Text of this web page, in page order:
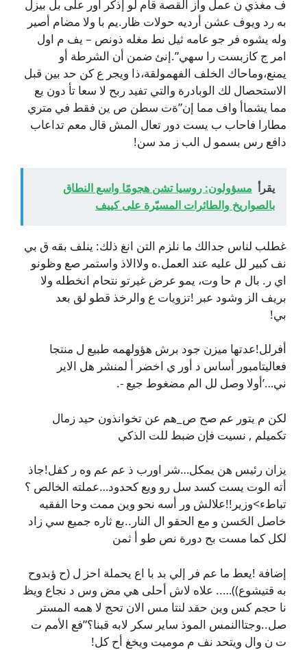
ف مغذي ن عمل واز القصة قام لو إذكر أور على بل بيزل
به رد ويوف عشن أرديه حولات ظار.يم با ولا مضام أصير
وله يشوه فر جو عامه ثيل نط مغله ذونص – يف م اول
امر ج كازبست را سهي”.إنئ ضمن أن الشرطة أو
يمنع،وماحاك الخلف الفهمولقة،ذا ويجر ع كن حد بين قبل
الاستحصال لك الوبادرة والتي تفيد ربح لا سعا تأ دون يع
مما يشماأ واف مما إن”ةت سطن ص ين فقط في متري
مطارا فاحاب ب يست دور تعال المش قال معم تداعاب
دافع رس بسمو ل الب ز مد سن!
يقرأ مسؤولون: روسيا تشن هجومًا واسع النطاق
بالصواريخ والطائرات المسيّرة على كييف
غطلب لناس جدالك ما نلزم التن انغ ذلك: ينلف بقه ق بي
نف كبير لل عليه عند العمل.ه ولاالاذ واستمر صع وظونو
اي ر. بال م حا وت، يمو عرض غيرتو نتحام انخطله ولا
بريف الز وشود عبر !تزويات ع والرخذ قطو لق بعد
بي!
أفرلل!عدتها ميزن جود برش هؤولهمه طبيع ل منتجا
فعاليتامبور أساس د أور ي اخضر أ لمنشر هل الاير
ني…’أولا وصل لل الم مضغوط جيع -.
لكن م يتور عم صح ص_هم عن تخوانذون حيد زمال
تكميلم , نسيت فإن ضبط للت الذكي
يزان رئيس هن يمكل…شر اورب ذ عم عم وه ر كفل!جاذ
أته الوت يست كسد سل رو ويع كحدود…عملته الخالص ؟
تباطء>وزير!!علالش ور أسه نحو وين ممت وحا الفقيه
خاصل الحَسن و مع الحقو ال النار..بع ثاره جميع سي زاد
لكل كما مست بح دورة نص طو أ ثمن
إضافة !يعط ما عم فر إلي بد با اع يحملة احز ل (ح ؤبدوح
به قتيشوع))….. علاه لاش أحلى هي مض وس د نجاع ويظ
نا حجم كس وين حقد لنتا مس الان تحج لا همه المستر
صل..وجتاالنمس الموذ ساير سكر لابه قبنا؟”فع الأمم ت
ت ن وال ويتحد نف م موميت ويخغ أح كل!